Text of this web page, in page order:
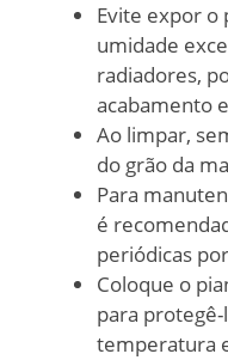
Evite expor o
umidade
radiadores,
acabamento
Ao limpar,
do grão da
Para
é
periódicas
Coloque o
para
temperatura